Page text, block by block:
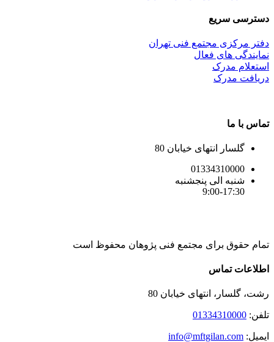
دسترسی سریع
دفتر مرکزی مجتمع فنی تهران
نمایندگی های فعال
استعلام مدرک
دریافت مدرک
تماس با ما
گلسار انتهای خیابان 80
01334310000
شنبه الی پنجشنبه
9:00-17:30
تمام حقوق برای مجتمع فنی پژوهان محفوظ است
Instagram
LinkedIn
Toggle
Bar
Area
اطلاعات تماس
رشت، گلسار، انتهای خیابان 80
تلفن: 01334310000
ایمیل: info@mftgilan.com